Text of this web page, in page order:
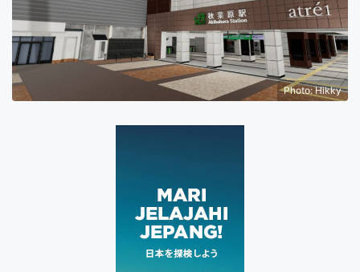
Photo: Hikky